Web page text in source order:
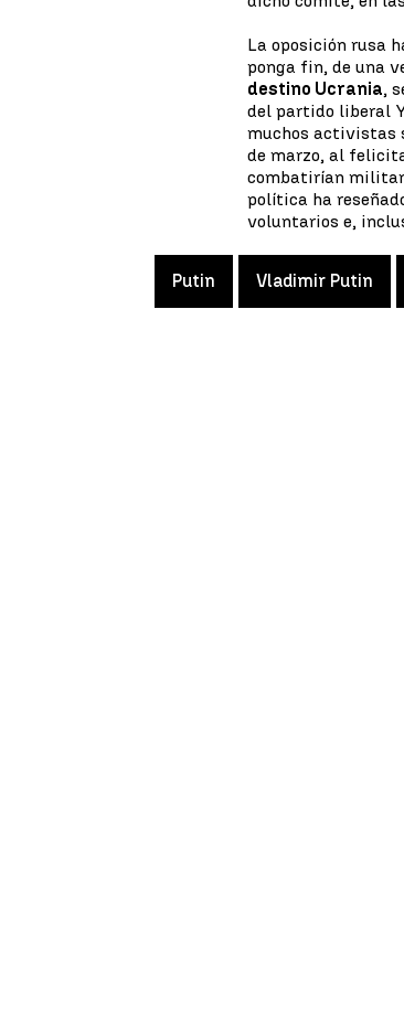
La oposición rusa
ponga fin, de una
destino Ucrania,
del partido liberal
muchos activistas
de marzo, al
combatirían
política ha
voluntarios e,
Putin Vladimir Putin